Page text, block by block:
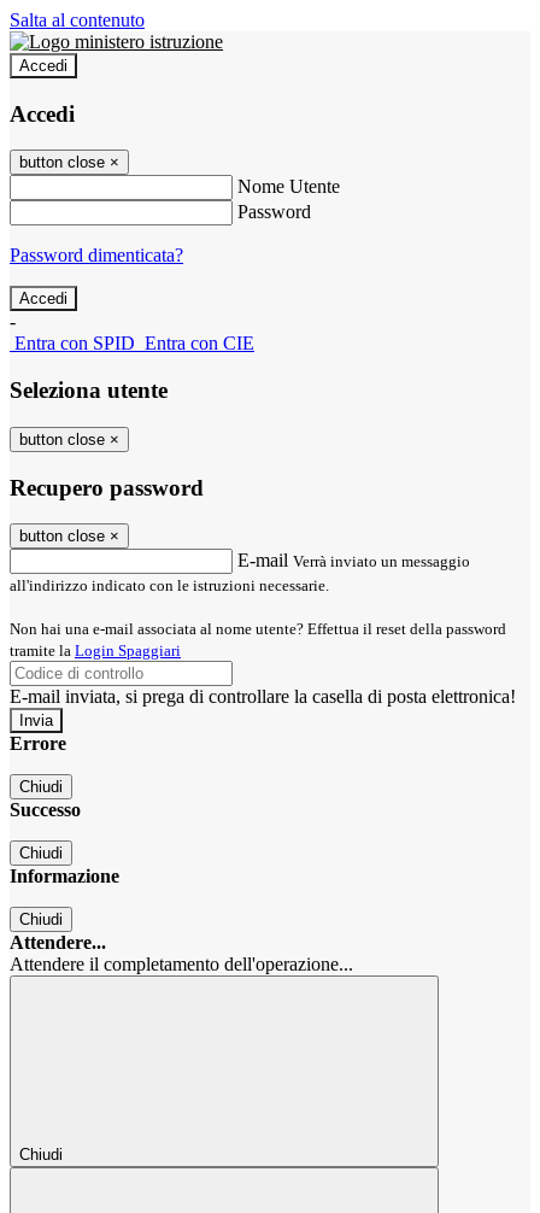
Salta al contenuto
Accedi
Accedi
button close ×
Nome Utente
Password
Password dimenticata?
-
Entra con SPID Entra con CIE
Seleziona utente
button close ×
Recupero password
button close ×
E-mail Verrà inviato un messaggio
all'indirizzo indicato con le istruzioni necessarie.
Non hai una e-mail associata al nome utente? Effettua il reset della password
tramite la Login Spaggiari
E-mail inviata, si prega di controllare la casella di posta elettronica!
Errore
Chiudi
Successo
Chiudi
Informazione
Chiudi
Attendere...
Attendere il completamento dell'operazione...
Chiudi